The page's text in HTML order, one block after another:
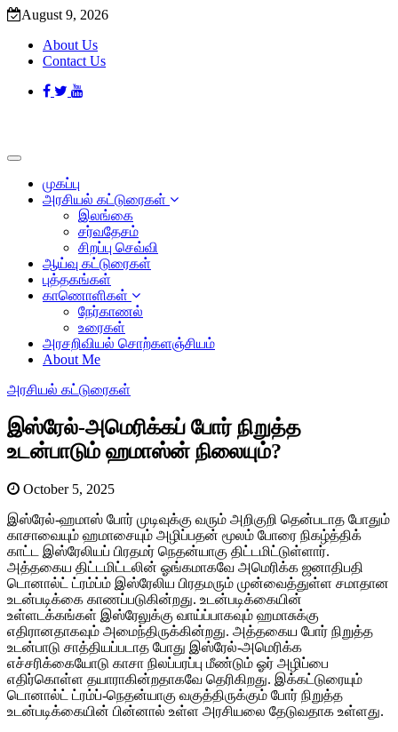
August 9, 2026
About Us
Contact Us
முகப்பு
அரசியல் கட்டுரைகள்
இலங்கை
சர்வதேசம்
சிறப்பு செவ்வி
ஆய்வு கட்டுரைகள்
புத்தகங்கள்
காணொளிகள்
நேர்காணல்
உரைகள்
அரசறிவியல் சொற்களஞ்சியம்
About Me
அரசியல் கட்டுரைகள்
இஸ்ரேல்-அமெரிக்கப் போர் நிறுத்த
உடன்பாடும் ஹமாஸ்ன் நிலையும்?
October 5, 2025
இஸ்ரேல்-ஹமாஸ் போர் முடிவுக்கு வரும் அறிகுறி தென்படாத போதும்
காசாவையும் ஹமாசையும் அழிப்பதன் மூலம் போரை நிகழ்த்திக்
காட்ட இஸ்ரேலியப் பிரதமர் நெதன்யாகு திட்டமிட்டுள்ளார்.
அத்தகைய திட்டமிட்டலின் ஓங்கமாகவே அமெரிக்க ஜனாதிபதி
டொனால்ட் ட்ரம்ப்ம் இஸ்ரேலிய பிரதமரும் முன்வைத்துள்ள சமாதான
உடன்படிக்கை காணப்படுகின்றது. உடன்படிக்கையின்
உள்ளடக்கங்கள் இஸ்ரேலுக்கு வாய்ப்பாகவும் ஹமாசுக்கு
எதிரானதாகவும் அமைந்திருக்கின்றது. அத்தகைய போர் நிறுத்த
உடன்பாடு சாத்தியப்படாத போது இஸ்ரேல்-அமெரிக்க
எச்சரிக்கையோடு காசா நிலப்பரப்பு மீண்டும் ஓர் அழிப்பை
எதிர்கொள்ள தயாராகின்றதாகவே தெரிகிறது. இக்கட்டுரையும்
டொனால்ட் ட்ரம்ப்-நெதன்யாகு வகுத்திருக்கும் போர் நிறுத்த
உடன்படிக்கையின் பின்னால் உள்ள அரசியலை தேடுவதாக உள்ளது.